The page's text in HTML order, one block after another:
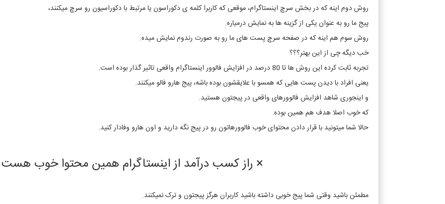
روش دوم اینه که در بخش سرچ اینستاگرام، موقعی که کاربرا کلمه ی دکوراسون یا مرتبط با دکوراسیون رو سرچ میکنند،
پیج ما رو به عنوان یکی از گزینه ها به نمایش درمیاره.
روش سوم هم اینه که در صفحه سرچ پست های ما رو به صورت رندوم نمایش میده.
خب دیگه چی از این بهتر؟؟؟
تجربه ثابت کرده این روش ها تا 80 درصد در افزایش فالوور اینستاگرام واقعی تاثیر گذار بوده است.
یعنی افراد با دیدن پست هایی که همسو با علایقشون بوده باشه، پیج هارو فالو میکنند.
و اینجوری شاهد افزایش فالوورهای واقعی در پیجتون هستید.
که خوب اصلا هدف هم همین بوده.
حالا شما میتونید با قرار دادن محتوای خوب فالوورهاتون رو در پیج نگه دارید و اون هارو وفادار کنید.
× راز کسب درآمد از اینستاگرام همین محتوا خوب
مطمئن باشید وقتی شما پیج خوبی داشته باشید کاربران هرگز پیجتون و ترک نمیکنند.